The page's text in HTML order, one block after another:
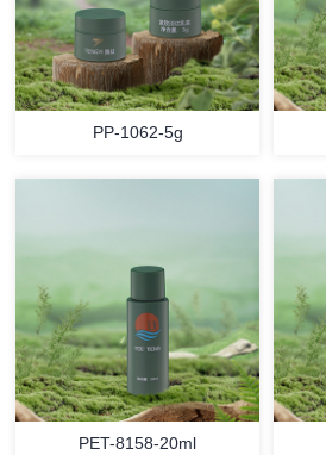
PP-1062-5g
PET-8158-20ml